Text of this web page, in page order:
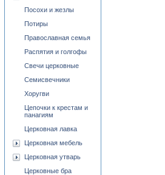
Посохи и жезлы
Потиры
Православная семья
Распятия и голгофы
Свечи церковные
Семисвечники
Хоругви
Цепочки к крестам и
панагиям
Церковная лавка
Церковная мебель
Церковная утварь
Церковные бра